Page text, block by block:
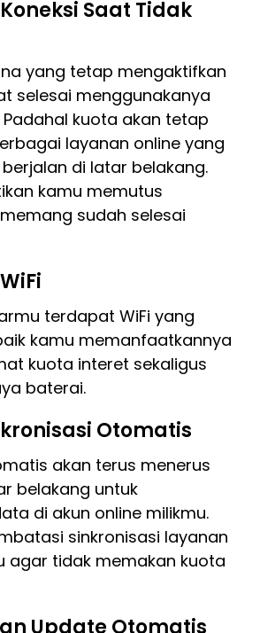
Saat Tidak
yang tetap mengaktifkan
selesai menggunakanya
kuota akan tetap
layanan online yang
di latar belakang.
kamu memutus
sudah selesai
terdapat WiFi yang
kamu memanfaatkannya
kuota interet sekaligus
baterai.
Otomatis
akan terus menerus
belakang untuk
di akun online milikmu.
sinkronisasi layanan
agar tidak memakan kuota
Update Otomatis